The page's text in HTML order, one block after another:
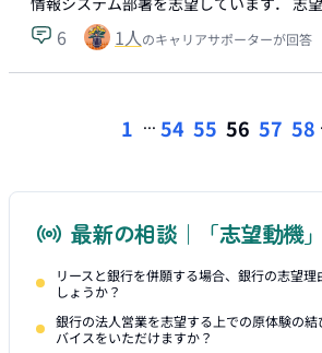
6 1人のキャリアサポーターが回答
1 ... 54 55 56 57 58
最新の相談｜「志望動機
リースと銀行を併願する場合、銀行の志望
しょうか？
銀行の法人営業を志望する上での原体験の
バイスをいただけますか？